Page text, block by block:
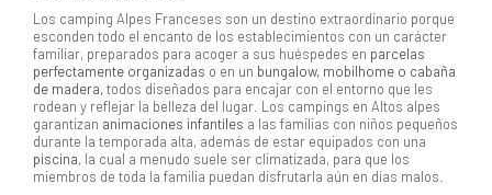
Los camping Alpes Franceses son un destino extraordinario porque
esconden todo el encanto de los establecimientos con un carácter
familiar, preparados para acoger a sus huéspedes en parcelas
perfectamente organizadas o en un bungalow, mobilhome o cabaña
de madera,todos diseñados para encajar con el entorno que les
rodean y reflejar la belleza del lugar. Los campings en Altos alpes
garantizan animaciones infantiles a las familias con niños pequeños
durante la temporada alta, además de estar equipados con una
piscina, la cual a menudo suele ser climatizada, para que los
miembros de toda la familia puedan disfrutarla aún en días malos.